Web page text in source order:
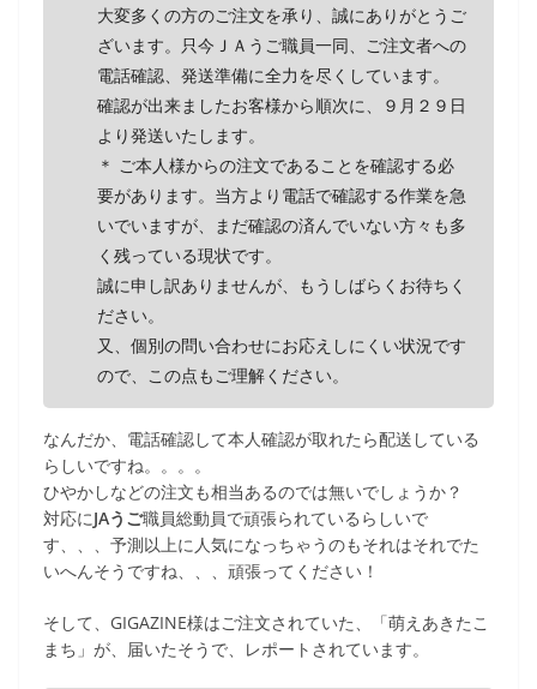
大変多くの方のご注文を承り、誠にありがとうご
ざいます。只今ＪＡうご職員一同、ご注文者への
電話確認、発送準備に全力を尽くしています。
確認が出来ましたお客様から順次に、９月２９日
より発送いたします。
＊ ご本人様からの注文であることを確認する必
要があります。当方より電話で確認する作業を急
いでいますが、まだ確認の済んでいない方々も多
く残っている現状です。
誠に申し訳ありませんが、もうしばらくお待ちく
ださい。
又、個別の問い合わせにお応えしにくい状況です
ので、この点もご理解ください。
なんだか、電話確認して本人確認が取れたら配送している
らしいですね。。。。
ひやかしなどの注文も相当あるのでは無いでしょうか？
対応にJAうご職員総動員で頑張られているらしいで
す、、、予測以上に人気になっちゃうのもそれはそれでた
いへんそうですね、、、頑張ってください！
そして、GIGAZINE様はご注文されていた、「萌えあきたこ
まち」が、届いたそうで、レポートされています。